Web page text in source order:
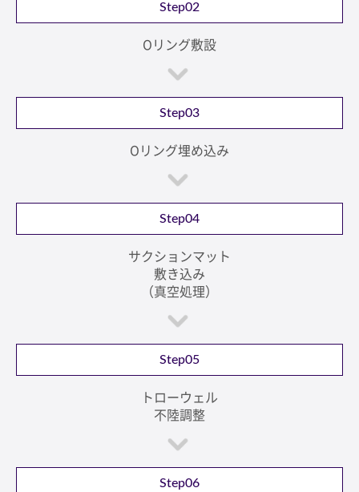
Step02
Oリング敷設
Step03
Oリング埋め込み
Step04
サクションマット
敷き込み
（真空処理）
Step05
トローウェル
不陸調整
Step06